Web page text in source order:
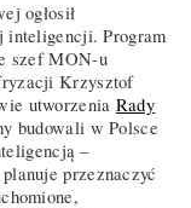
ogłosił
inteligencji. Program
szef MON-u
Krzysztof
utworzenia Rady
budowali w Polsce
–
przeznaczyć